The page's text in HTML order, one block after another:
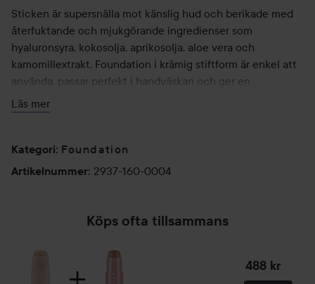
Sticken är supersnälla mot känslig hud och berikade med
återfuktande och mjukgörande ingredienser som
hyaluronsyra, kokosolja, aprikosolja, aloe vera och
kamomillextrakt. Foundation i krämig stiftform är enkel att
använda, passar perfekt i handväskan och ger en
fantastiskt snyggt resultat.
bronzer, contouring och concealer. Genom att använda en
och samma formula för de olika applikationerna uppnår du
• Concealer: För att använda The Wonder Base som
concealer, välj en nyans som är 1–2 två steg ljusare än din
Läs mer
Kategori: Foundation
Artikelnummer: 2937-160-0004
Köps ofta tillsammans
488 kr